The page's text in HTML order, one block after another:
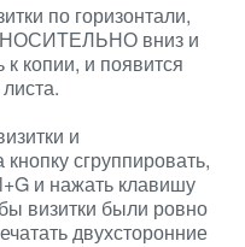
по горизонтали,
вниз и
копии, и появится
и
сгруппировать,
и нажать клавишу
визитки были ровно
двухсторонние